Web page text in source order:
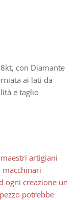
con Diamante
ai lati da
e taglio
artigiani
macchinari
ogni creazione un
potrebbe